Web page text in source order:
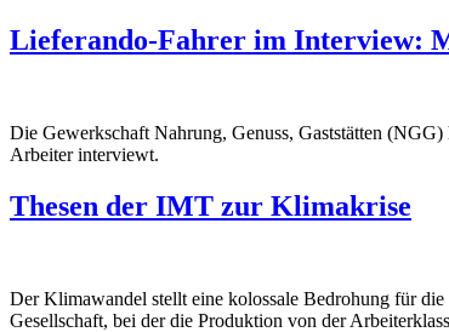
Lieferando-Fahrer im Interview:
Die Gewerkschaft Nahrung, Genuss, Gaststätten
Arbeiter interviewt.
Thesen der IMT zur Klimakrise
Der Klimawandel stellt eine kolossale Bedrohung für
Gesellschaft, bei der die Produktion von der